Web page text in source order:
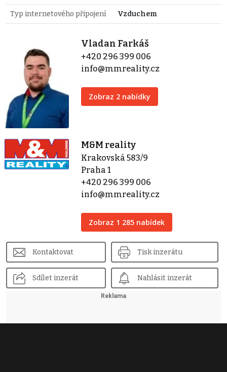
Typ internetového připojení Vzduchem
Vladan Farkáš
+420 296 399 006
info@mmreality.cz
Zobraz 2 nabídky
M&M reality
Krakovská 583/9
Praha 1
+420 296 399 006
info@mmreality.cz
Zobraz 1 285 nabídek
Kontaktovat Tisk inzerátu
Sdílet inzerát Nahlásit inzerát